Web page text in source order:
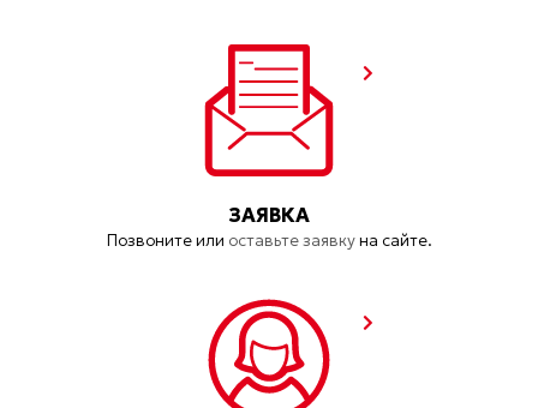
ЗАЯВКА
Позвоните или оставьте заявкуна сайте.